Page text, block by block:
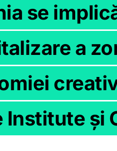
se
a
Institute și